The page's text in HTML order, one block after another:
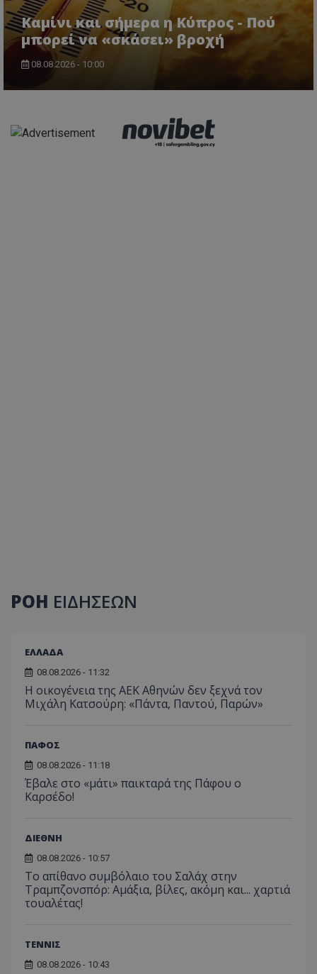
Καμίνι και σήμερα η Κύπρος - Πού
μπορεί να «σκάσει» βροχή
08.08.2026 - 10:00
ΡΟΗ ΕΙΔΗΣΕΩΝ
ΕΛΛΑΔΑ
08.08.2026 - 11:32
Η οικογένεια της ΑΕΚ Αθηνών δεν ξεχνά τον
Μιχάλη Κατσούρη: «Πάντα, Παντού, Παρών»
ΠΑΦΟΣ
08.08.2026 - 11:18
Έβαλε στο «μάτι» παικταρά της Πάφου ο
Καρσέδο!
ΔΙΕΘΝΗ
08.08.2026 - 10:57
Το απίθανο συμβόλαιο του Σαλάχ στην
Τραμπζονσπόρ: Αμάξια, βίλες, ακόμη και... χαρτιά
τουαλέτας!
ΤΕΝΝΙΣ
08.08.2026 - 10:43